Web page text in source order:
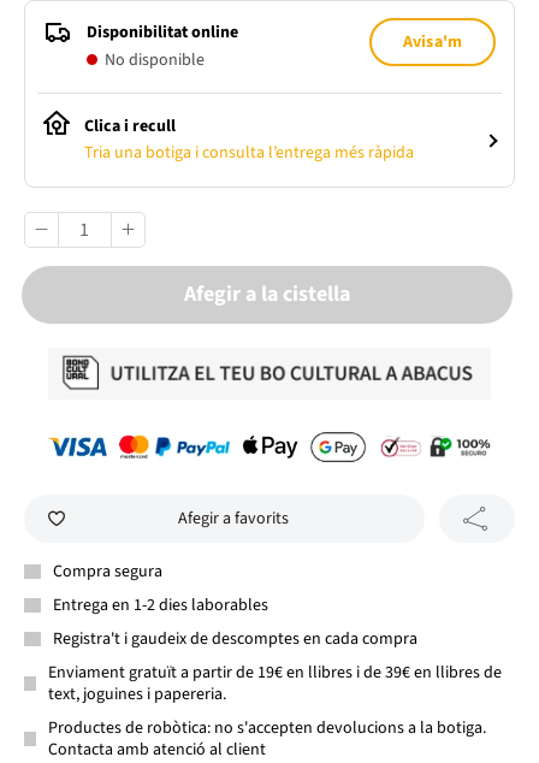
Disponibilitat online
No disponible
Avisa'm
Clica i recull
Tria una botiga i consulta l’entrega més ràpida
Afegir a la cistella
Afegir a favorits
Compra segura
Entrega en 1-2 dies laborables
Registra't i gaudeix de descomptes en cada compra
Enviament gratuït a partir de 19€ en llibres i de 39€ en llibres de
text, joguines i papereria.
Productes de robòtica: no s'accepten devolucions a la botiga.
Contacta amb atenció al client